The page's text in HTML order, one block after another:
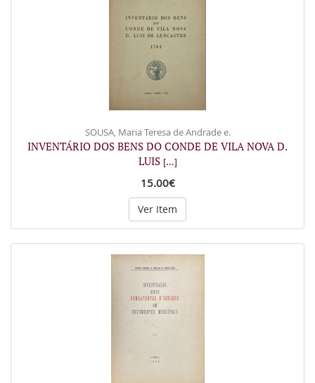
SOUSA, Maria Teresa de Andrade e.
INVENTÁRIO DOS BENS DO CONDE DE VILA NOVA D.
LUIS [...]
15.00€
Ver Item